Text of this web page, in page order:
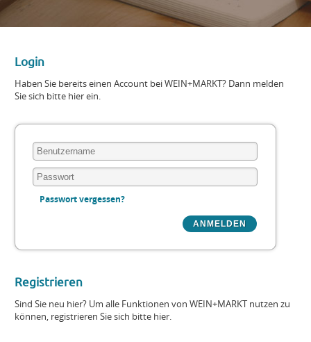
Login
Haben Sie bereits einen Account bei WEIN+MARKT? Dann melden
Sie sich bitte hier ein.
Passwort vergessen?
Registrieren
Sind Sie neu hier? Um alle Funktionen von WEIN+MARKT nutzen zu
können, registrieren Sie sich bitte hier.